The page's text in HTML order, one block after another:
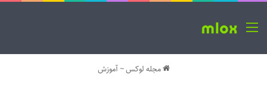
منو
مجله لوکس~آموزش